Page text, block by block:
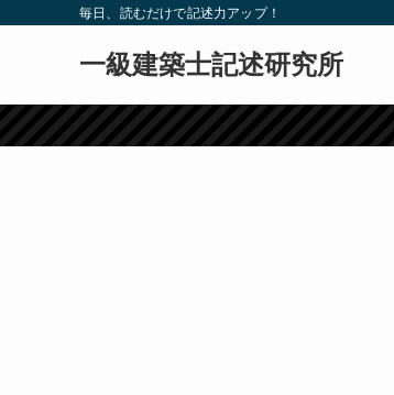
毎日、読むだけで記述力アップ！
一級建築士記述研究所